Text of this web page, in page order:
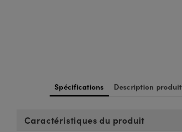
Spécifications Description produit
Caractéristiques du produit